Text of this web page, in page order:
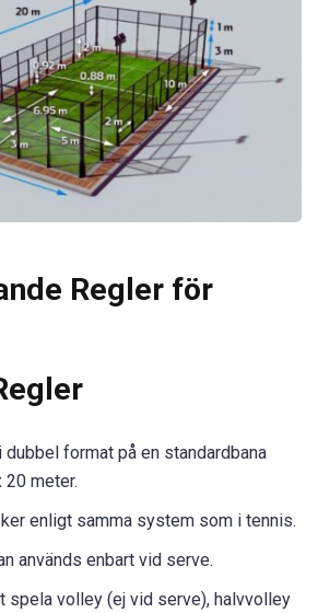
Regler för
format på en standardbana
20 meter.
enligt samma system som i tennis.
används enbart vid serve.
spela volley (ej vid serve), halvvolley